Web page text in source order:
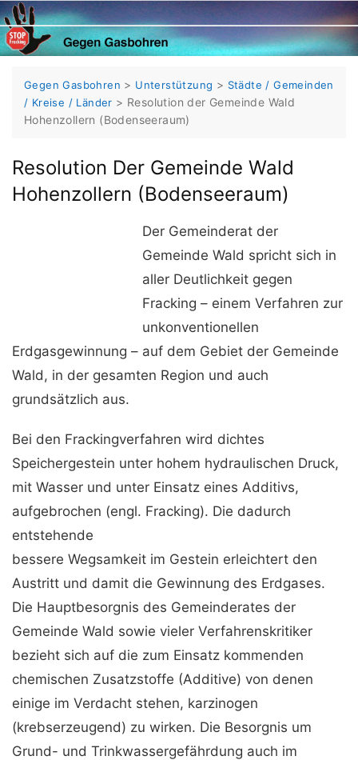
Skip
to
content
Gegen Gasbohren > Unterstützung > Städte / Gemeinden
/ Kreise / Länder > Resolution der Gemeinde Wald
Hohenzollern (Bodenseeraum)
Resolution Der Gemeinde Wald
Hohenzollern (Bodenseeraum)
Der Gemeinderat der
Gemeinde Wald spricht sich in
aller Deutlichkeit gegen
Fracking – einem Verfahren zur
unkonventionellen
Erdgasgewinnung – auf dem Gebiet der Gemeinde
Wald, in der gesamten Region und auch
grundsätzlich aus.
Bei den Frackingverfahren wird dichtes
Speichergestein unter hohem hydraulischen Druck,
mit Wasser und unter Einsatz eines Additivs,
aufgebrochen (engl. Fracking). Die dadurch
entstehende
bessere Wegsamkeit im Gestein erleichtert den
Austritt und damit die Gewinnung des Erdgases.
Die Hauptbesorgnis des Gemeinderates der
Gemeinde Wald sowie vieler Verfahrenskritiker
bezieht sich auf die zum Einsatz kommenden
chemischen Zusatzstoffe (Additive) von denen
einige im Verdacht stehen, karzinogen
(krebserzeugend) zu wirken. Die Besorgnis um
Grund- und Trinkwassergefährdung auch im